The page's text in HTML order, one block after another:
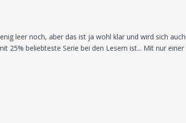
leer noch, aber das ist ja wohl klar und wird sich
25% beliebteste Serie bei den Lesern ist... Mit nur einer